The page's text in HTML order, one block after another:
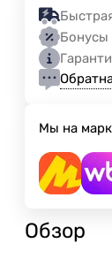
Бонусы
Мы на
Обзор